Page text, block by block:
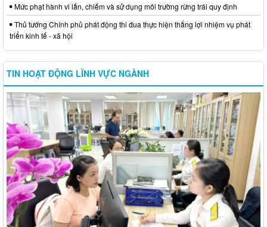
Mức phạt hành vi lấn, chiếm và sử dụng môi trường rừng trái quy định
Thủ tướng Chính phủ phát động thi đua thực hiện thắng lợi nhiệm vụ phát
triển kinh tế - xã hội
TIN HOẠT ĐỘNG LĨNH VỰC NGÀNH